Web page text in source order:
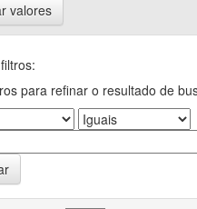
valores
para refinar o resultado de